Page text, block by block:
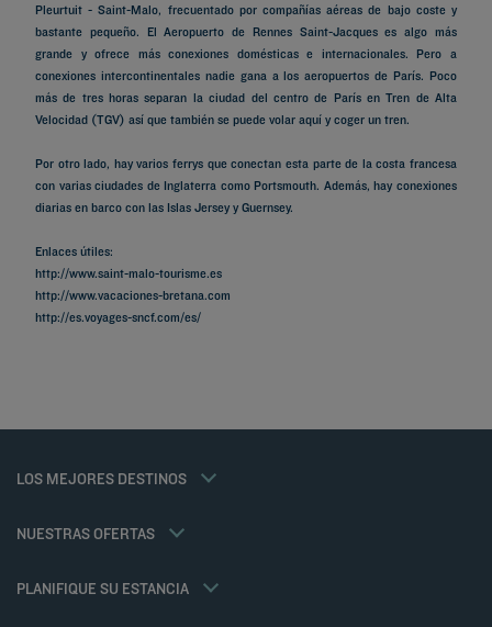
Pleurtuit - Saint-Malo, frecuentado por compañías aéreas de bajo coste y
bastante pequeño. El Aeropuerto de Rennes Saint-Jacques es algo más
grande y ofrece más conexiones domésticas e internacionales. Pero a
conexiones intercontinentales nadie gana a los aeropuertos de París. Poco
más de tres horas separan la ciudad del centro de París en Tren de Alta
Velocidad (TGV) así que también se puede volar aquí y coger un tren.
Por otro lado, hay varios ferrys que conectan esta parte de la costa francesa
con varias ciudades de Inglaterra como Portsmouth. Además, hay conexiones
diarias en barco con las Islas Jersey y Guernsey.
Enlaces útiles:
http://www.saint-malo-tourisme.es
http://www.vacaciones-bretana.com
http://es.voyages-sncf.com/es/
LOS MEJORES DESTINOS
Hoteles en Paris
Hoteles en Marsella
NUESTRAS OFERTAS
Tarifa del miembro
PLANIFIQUE SU ESTANCIA
Avisos legales
Política de cookies
Términos y Condiciones de Uso